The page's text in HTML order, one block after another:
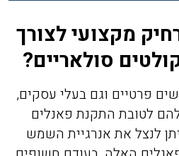
מקצועי לצורך
סולאריים?
פרטיים וגם בעלי עסקים,
לטובת התקנת פאנלים
לנצל את אנרגיית השמש